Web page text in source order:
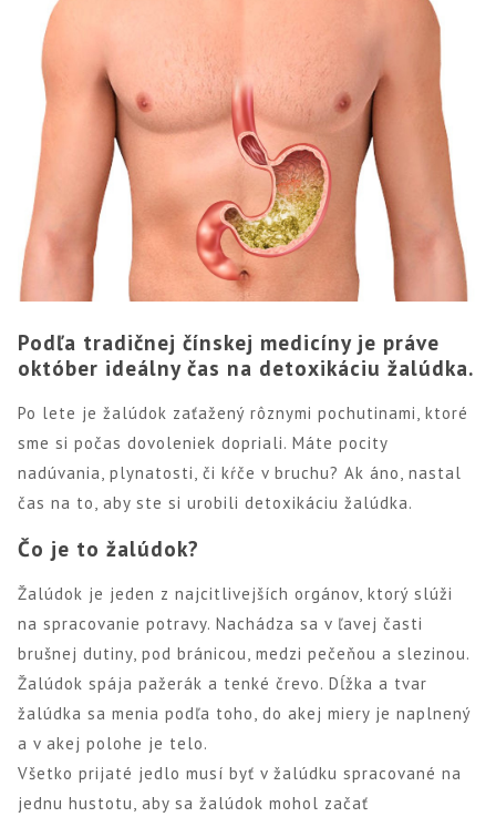
Podľa tradičnej čínskej medicíny je práve
október ideálny čas na detoxikáciu žalúdka.
Po lete je žalúdok zaťažený rôznymi pochutinami, ktoré
sme si počas dovoleniek dopriali. Máte pocity
nadúvania, plynatosti, či kŕče v bruchu? Ak áno, nastal
čas na to, aby ste si urobili detoxikáciu žalúdka.
Čo je to žalúdok?
Žalúdok je jeden z najcitlivejších orgánov, ktorý slúži
na spracovanie potravy. Nachádza sa v ľavej časti
brušnej dutiny, pod bránicou, medzi pečeňou a slezinou.
Žalúdok spája pažerák a tenké črevo. Dĺžka a tvar
žalúdka sa menia podľa toho, do akej miery je naplnený
a v akej polohe je telo.
Všetko prijaté jedlo musí byť v žalúdku spracované na
jednu hustotu, aby sa žalúdok mohol začať